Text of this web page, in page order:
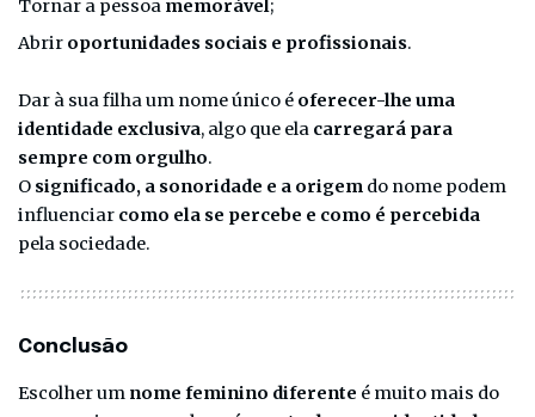
Tornar a pessoa memorável;
Abrir oportunidades sociais e profissionais.
Dar à sua filha um nome único é oferecer-lhe uma
identidade exclusiva, algo que ela carregará para
sempre com orgulho.
O significado, a sonoridade e a origem do nome podem
influenciar como ela se percebe e como é percebida
pela sociedade.
Conclusão
Escolher um nome feminino diferente é muito mais do